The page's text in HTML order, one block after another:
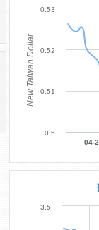
New Taiwan Dollar
04-
0.5
0.51
0.52
0.53
3.5